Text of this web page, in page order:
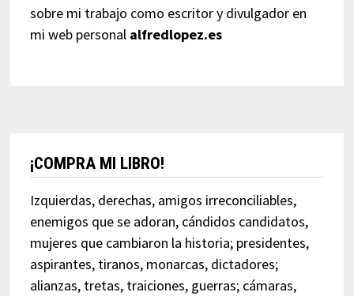
sobre mi trabajo como escritor y divulgador en
mi web personal alfredlopez.es
¡COMPRA MI LIBRO!
Izquierdas, derechas, amigos irreconciliables,
enemigos que se adoran, cándidos candidatos,
mujeres que cambiaron la historia; presidentes,
aspirantes, tiranos, monarcas, dictadores;
alianzas, tretas, traiciones, guerras; cámaras,